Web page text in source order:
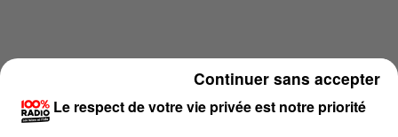
Le respect de votre vie privée est notre priorité
Continuer sans accepter